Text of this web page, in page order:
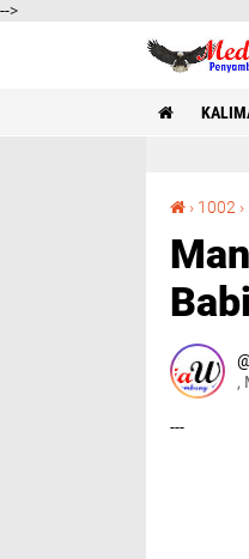
-->
› 1002 ›
,
---